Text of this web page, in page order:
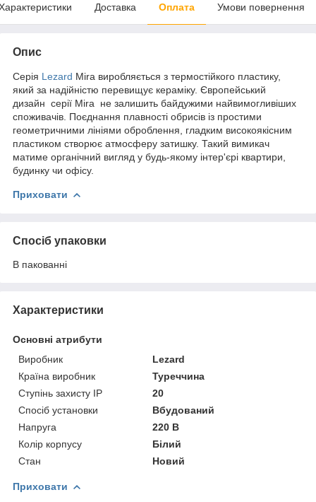
Доставка Оплата Умови повернення
Опис
Серія Lezard Mira виробляється з термостійкого пластику,
який за надійністю перевищує кераміку. Європейський
дизайн серії Mira не залишить байдужими найвимогливіших
споживачів. Поєднання плавності обрисів із простими
геометричними лініями оброблення, гладким високоякісним
пластиком створює атмосферу затишку. Такий вимикач
матиме органічний вигляд у будь-якому інтер'єрі квартири,
будинку чи офісу.
Приховати
Спосіб упаковки
В пакованні
Характеристики
Основні атрибути
Виробник
Lezard
Країна виробник
Туреччина
Ступінь захисту IP
20
Спосіб установки
Вбудований
Напруга
220 В
Колір корпусу
Білий
Стан
Новий
Приховати